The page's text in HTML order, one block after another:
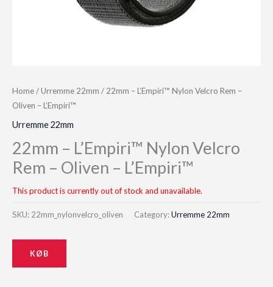
Home/Urremme 22mm / 22mm – L’Empiri™ Nylon Velcro Rem –
Oliven – L’Empiri™
Urremme 22mm
22mm – L’Empiri™ Nylon Velcro
Rem – Oliven – L’Empiri™
This product is currently out of stock and unavailable.
SKU: 22mm_nylonvelcro_oliven Category:Urremme 22mm
KØB